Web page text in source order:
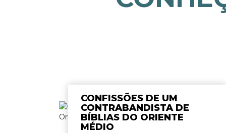
CONFISSÕES DE UM
CONTRABANDISTA DE
BÍBLIAS DO ORIENTE
MÉDIO